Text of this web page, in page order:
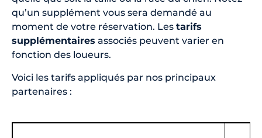
qu’un supplément vous sera demandé au
moment de votre réservation. Les tarifs
supplémentaires associés peuvent varier en
fonction des loueurs.
Voici les tarifs appliqués par nos principaux
partenaires :